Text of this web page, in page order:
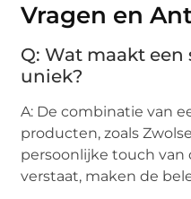
Vragen en
Q: Wat maakt
uniek?
A: De combinatie van
producten, zoals
persoonlijke touch van
verstaat, maken de